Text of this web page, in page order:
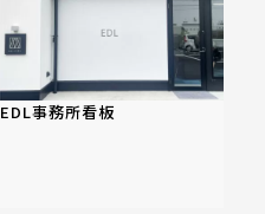
EDL事務所看板